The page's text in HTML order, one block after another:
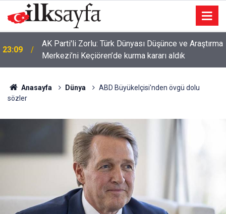
23:09
AK Parti'li Zorlu: Türk Dünyası Düşünce ve Araştırma
Merkezi’ni Keçiören’de kurma kararı aldık
Anasayfa Dünya
ABD Büyükelçisi'nden övgü dolu
sözler